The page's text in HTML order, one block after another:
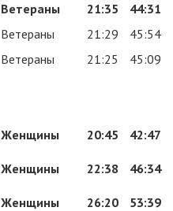
Ветераны 21:35
44:31
Ветераны 21:29
45:54
Ветераны 21:25 45:09
Женщины 20:45 42:47
Женщины 22:38 46:34
Женщины 26:20 53:39